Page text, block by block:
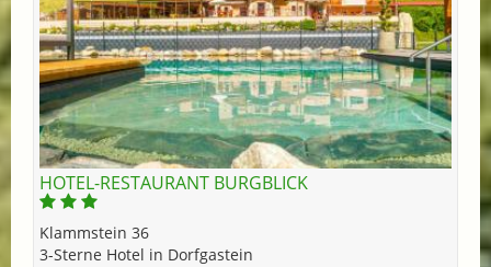
HOTEL-RESTAURANT BURGBLICK
Klammstein 36
3-Sterne Hotel in Dorfgastein